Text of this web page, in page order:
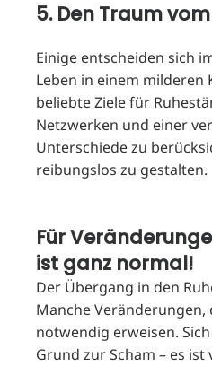
5. Den Traum
Einige entscheiden sich
Leben in einem milderen
beliebte Ziele für
Netzwerken und einer
Unterschiede zu
reibungslos zu gestalten.
Für
ist ganz normal!
Der Übergang in den
Manche
notwendig erweisen.
Grund zur Scham – es